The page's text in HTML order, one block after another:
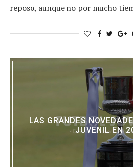
reposo, aunque no por mucho
LAS GRANDES
JUVENIL EN